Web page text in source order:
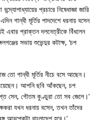
প্রচারে নিষেধাজ্ঞা জারি
গান্ধী মূর্তির পাদদেশে ধরনায় বসেন
এবার প্রাক্তন দলনেত্রীকে বিঁধলেন
সভায় শুভেন্দুর কটাক্ষ, ‘চপ
তো গান্ধী মূর্তির নীচে বসে আছেন।
রয়েছেন। আপনি ছবি আঁকছেন, চপ
সেন, গৌতম কুণ্ডুরা তো সব জেলে।’
যখন ধরনায় বসেন, তখন তাঁদের